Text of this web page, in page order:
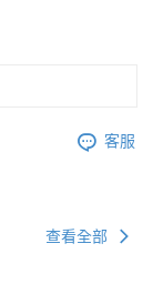
客服
查看全部